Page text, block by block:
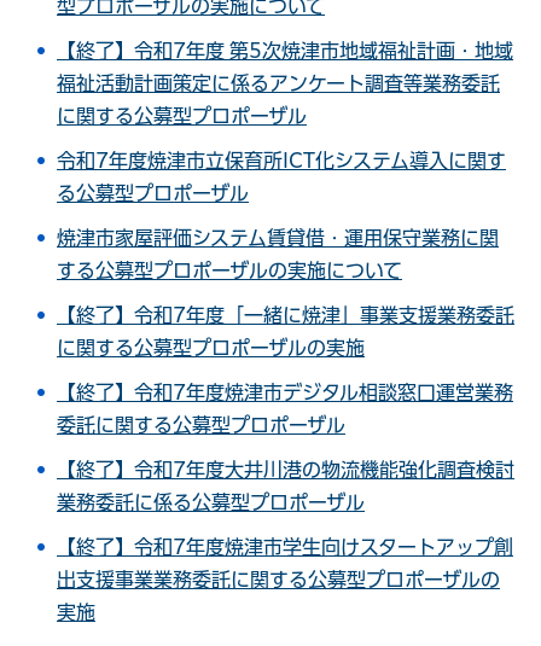
型プロポーザルの実施について
【終了】令和7年度 第5次焼津市地域福祉計画・地域
福祉活動計画策定に係るアンケート調査等業務委託
に関する公募型プロポーザル
令和7年度焼津市立保育所ICT化システム導入に関す
る公募型プロポーザル
焼津市家屋評価システム賃貸借・運用保守業務に関
する公募型プロポーザルの実施について
【終了】令和7年度「一緒に焼津」事業支援業務委託
に関する公募型プロポーザルの実施
【終了】令和7年度焼津市デジタル相談窓口運営業務
委託に関する公募型プロポーザル
【終了】令和7年度大井川港の物流機能強化調査検討
業務委託に係る公募型プロポーザル
【終了】令和7年度焼津市学生向けスタートアップ創
出支援事業業務委託に関する公募型プロポーザルの
実施